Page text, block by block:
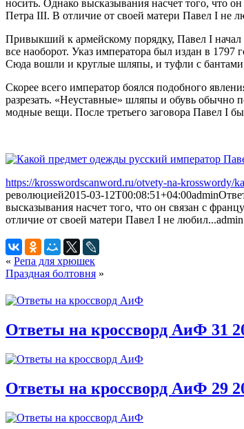
носить. Однако высказывания насчет того, что
Петра III. В отличие от своей матери Павел I не
Привыкший к армейскому порядку, Павел I
все наоборот. Указ императора был издан в
Сюда вошли и круглые шляпы, и туфли с
Скорее всего император боялся подобного
разрезать. «Неуставные» шляпы и обувь обычно
модные вещи. После третьего заговора Павел I
https://krosswordscanword.ru/otvety-na-krosswordy/
революцией2015-03-12T00:08:51+04:00admin
высказывания насчет того, что он связан с
отличие от своей матери Павел I не любил...admin
« Репа для хрюшек
Праздная болтовня »
Ответы на кроссворд АиФ 31
Ответы на кроссворд АиФ 29